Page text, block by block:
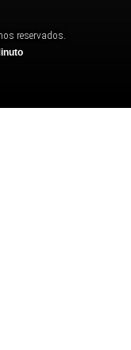
reservados.